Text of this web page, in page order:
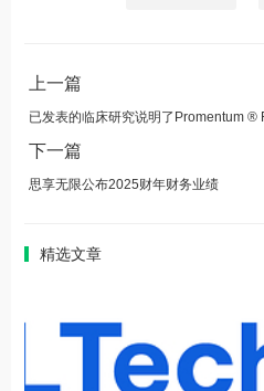
上一篇
下一篇
思享无限公布2025财年财务业绩
精选文章